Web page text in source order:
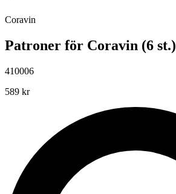
Coravin
Patroner för Coravin (6 st.)
410006
589 kr